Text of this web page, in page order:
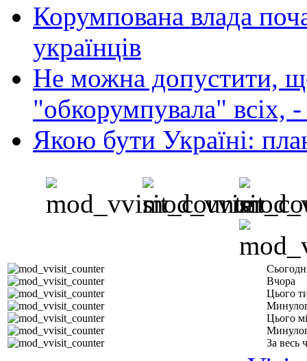
Корумпована влада
українців
Не можна допустити,
"обкорумпувала" всіх,
Якою бути Україні:
Вчора
Цього
Цього
За весь